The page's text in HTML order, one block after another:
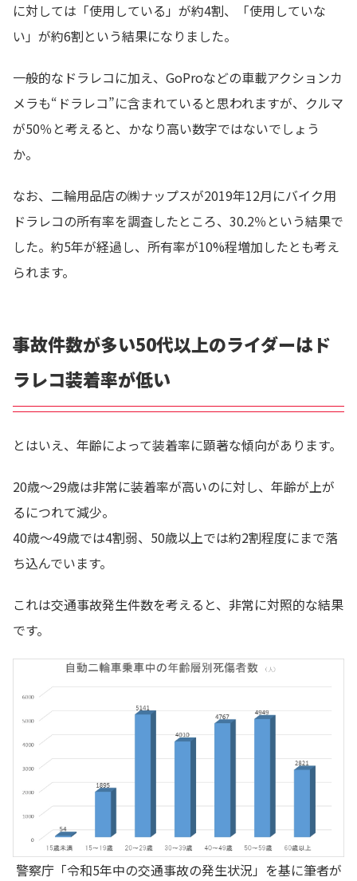
に対しては「使用している」が約4割、「使用していな
い」が約6割という結果になりました。
一般的なドラレコに加え、GoProなどの車載アクションカ
メラも“ドラレコ”に含まれていると思われますが、クルマ
が50％と考えると、かなり高い数字ではないでしょう
か。
なお、二輪用品店の㈱ナップスが2019年12月にバイク用
ドラレコの所有率を調査したところ、30.2％という結果で
した。約5年が経過し、所有率が10%程増加したとも考え
られます。
事故件数が多い50代以上のライダーはド
ラレコ装着率が低い
とはいえ、年齢によって装着率に顕著な傾向があります。
20歳～29歳は非常に装着率が高いのに対し、年齢が上が
るにつれて減少。
40歳～49歳では4割弱、50歳以上では約2割程度にまで落
ち込んでいます。
これは交通事故発生件数を考えると、非常に対照的な結果
です。
警察庁「令和5年中の交通事故の発生状況」を基に筆者が